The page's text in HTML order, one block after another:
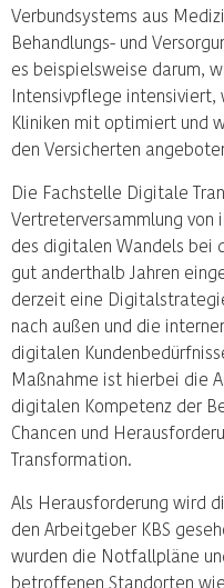
Verbundsystems aus
Behandlungs- und
es beispielsweise darum,
Intensivpflege intensiviert,
Kliniken mit optimiert und
den Versicherten
Die Fachstelle Digitale
Vertreterversammlung von
des digitalen Wandels bei
gut anderthalb Jahren
derzeit eine
nach außen und die
digitalen
Maßnahme ist hierbei die
digitalen Kompetenz der
Chancen und
Transformation.
Als Herausforderung wird
den Arbeitgeber KBS
wurden die Notfallpläne
betroffenen Standorten